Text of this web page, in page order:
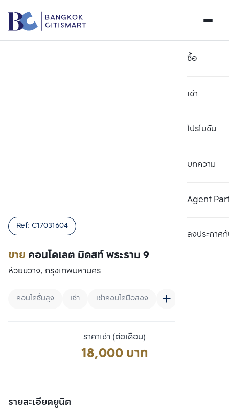
ซื้อ
เช่า
โปรโมชัน
บทความ
Agent
ลงประกาศกั
ขาย คอนโดเลต มิดสท์ พระราม 9
Ref: C17031604
ห้วยขวาง, กรุงเทพมหานคร
คอนโดชั้นสูง เช่า เช่าคอนโดมือสอง
ราคาเช่า (ต่อเดือน)
18,000 บาท
รายละเอียดยูนิต